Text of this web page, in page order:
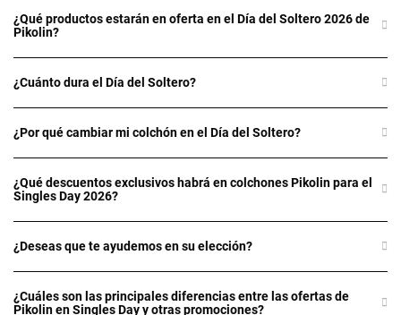
¿Qué productos estarán en oferta en el Día del Soltero 2026 de
Pikolin?
¿Cuánto dura el Día del Soltero?
¿Por qué cambiar mi colchón en el Día del Soltero?
¿Qué descuentos exclusivos habrá en colchones Pikolin para el
Singles Day 2026?
¿Deseas que te ayudemos en su elección?
¿Cuáles son las principales diferencias entre las ofertas de
Pikolin en Singles Day y otras promociones?